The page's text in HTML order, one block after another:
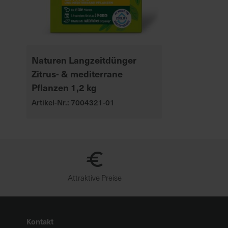
Naturen Langzeitdünger
Zitrus- & mediterrane
Pflanzen 1,2 kg
Artikel-Nr.: 7004321-01
Attraktive Preise
Kontakt